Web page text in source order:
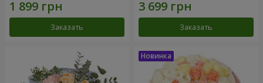
Заказать Заказать